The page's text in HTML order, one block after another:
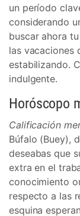
un período
considerando
buscar ahora
las vacaciones
estabilizando.
indulgente.
Horóscopo
Calificación
Búfalo (Buey),
deseabas que
extra en el
conocimiento
respecto a las
esquina